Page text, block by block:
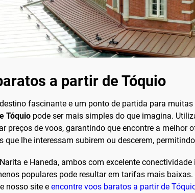
a partir de Tóquio
fascinante e um ponto de partida para
Tóquio pode ser mais simples do que imagina.
preços de voos, garantindo que encontre a melhor
lhe interessam subirem ou descerem,
e Haneda, ambos com excelente
populares pode resultar em tarifas mais
nosso site e encontre voos baratos a partir de